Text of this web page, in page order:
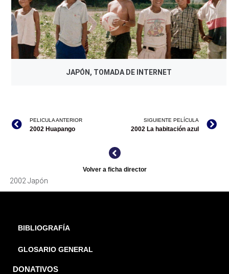
JAPÓN, TOMADA DE INTERNET
PELICULA ANTERIOR
2002 Huapango
SIGUIENTE PELÍCULA
2002 La habitación azul
Volver a ficha director
2002 Japón
BIBLIOGRAFÍA
GLOSARIO GENERAL
DONATIVOS